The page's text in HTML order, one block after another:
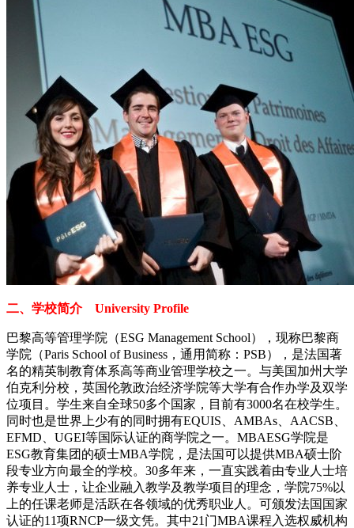
二、学校简介 University Profile
巴黎高等管理学院（ESG Management School），现称巴黎商
学院（Paris School of Business，通用简称：PSB），是法国著
名的精英制教育体系高等商业管理学校之一。与美国加州大学
伯克利分校，英国伦敦政治经济学院等大学有合作办学及双学
位项目。学生来自全球50多个国家，目前有3000名在校学生。
同时也是世界上少有的同时拥有EQUIS、AMBAs、AACSB、
EFMD、UGEI等国际认证的商学院之一。MBAESG学院是
ESG教育集团的硕士MBA学院，是法国可以提供MBA硕士阶
段专业方向最全的学校。30多年来，一直实践着由专业人士培
养专业人士，让企业融入教学及教学项目的理念，学院75%以
上的任课老师是活跃在各领域的优秀职业人。可颁发法国国家
认证的11项RNCP一级文凭。其中21门MBA课程入选权威机构